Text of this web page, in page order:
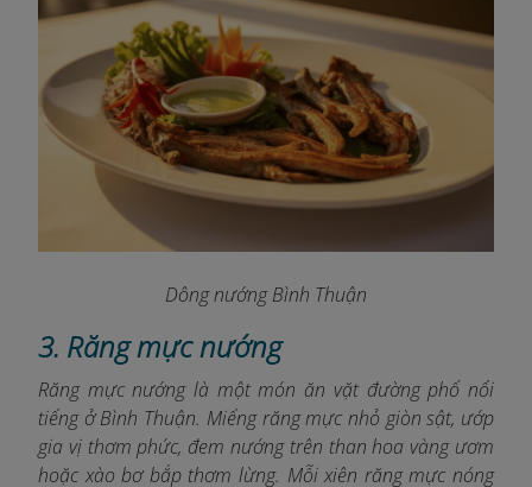
Dông nướng Bình Thuận
3. Răng mực nướng
Răng mực nướng là một món ăn vặt đường phố nổi
tiếng ở Bình Thuận. Miếng răng mực nhỏ giòn sật, ướp
gia vị thơm phức, đem nướng trên than hoa vàng ươm
hoặc xào bơ bắp thơm lừng. Mỗi xiên răng mực nóng